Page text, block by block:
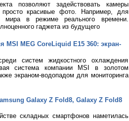
позволяют задействовать камеры
красивые фото. Например, для
мира в режиме реального времени.
гаджета из будущего
MEG CoreLiquid E15 360: экран-
систем жидкостного охлаждения
система компании MSI в золотом
экраном-водопадом для мониторинга
Galaxy Z Fold8, Galaxy Z Fold8
складных смартфонов наметилась